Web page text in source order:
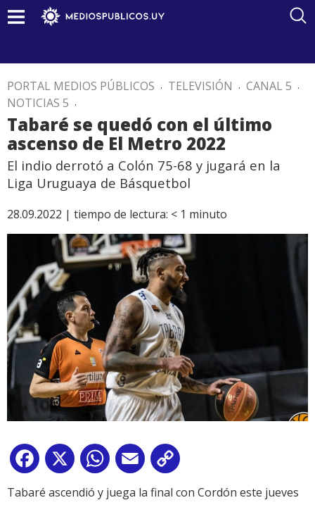
PORTAL MEDIOS PÚBLICOS . TELEVISIÓN . CANAL 5 .
NOTICIAS 5 .
Tabaré se quedó con el último
ascenso de El Metro 2022
El indio derrotó a Colón 75-68 y jugará en la
Liga Uruguaya de Básquetbol
28.09.2022 | tiempo de lectura: < 1 minuto
Facebook
X WhatsApp
Email
Link
Tabaré ascendió y juega la final con Cordón este jueves